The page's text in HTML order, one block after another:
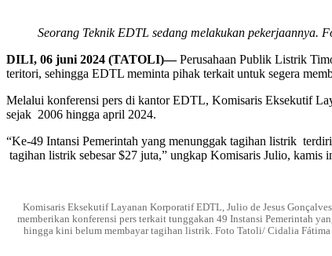
Seorang Teknik EDTL sedang melakukan pekerjaannya.
DILI, 06 juni 2024 (TATOLI)—Perusahaan Publik Listrik
teritori, sehingga EDTL meminta pihak terkait untuk segera
Melalui konferensi pers di kantor EDTL, Komisaris Eksekutif
sejak 2006 hingga april 2024.
“Ke-49 Intansi Pemerintah yang menunggak tagihan listrik
tagihan listrik sebesar $27 juta,” ungkap Komisaris Julio, kamis
Komisaris Eksekutif Layanan Korporatif EDTL, Julio de Jesus Gonçalves
memberikan konferensi pers terkait tunggakan 49 Instansi Pemerintah
hingga kini belum membayar tagihan listrik. Foto Tatoli/ Cidalia Fátima